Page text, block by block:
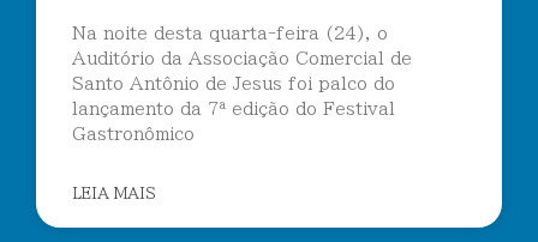
Na noite desta quarta-feira (24), o
Auditório da Associação Comercial de
Santo Antônio de Jesus foi palco do
lançamento da 7ª edição do Festival
Gastronômico
LEIA MAIS